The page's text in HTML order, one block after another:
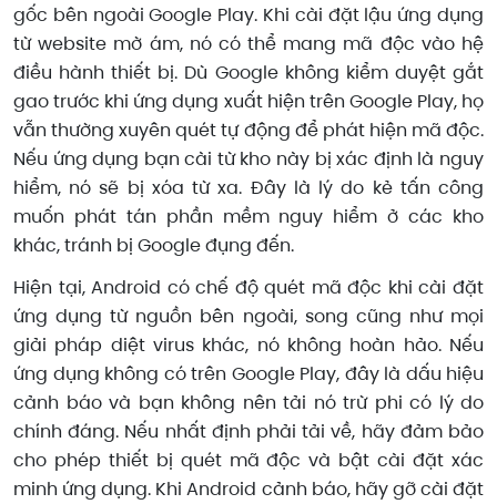
gốc bên ngoài Google Play. Khi cài đặt lậu ứng dụng
từ website mờ ám, nó có thể mang mã độc vào hệ
điều hành thiết bị. Dù Google không kiểm duyệt gắt
gao trước khi ứng dụng xuất hiện trên Google Play, họ
vẫn thường xuyên quét tự động để phát hiện mã độc.
Nếu ứng dụng bạn cài từ kho này bị xác định là nguy
hiểm, nó sẽ bị xóa từ xa. Đây là lý do kẻ tấn công
muốn phát tán phần mềm nguy hiểm ở các kho
khác, tránh bị Google đụng đến.
Hiện tại, Android có chế độ quét mã độc khi cài đặt
ứng dụng từ nguồn bên ngoài, song cũng như mọi
giải pháp diệt virus khác, nó không hoàn hảo. Nếu
ứng dụng không có trên Google Play, đây là dấu hiệu
cảnh báo và bạn không nên tải nó trừ phi có lý do
chính đáng. Nếu nhất định phải tải về, hãy đảm bảo
cho phép thiết bị quét mã độc và bật cài đặt xác
minh ứng dụng. Khi Android cảnh báo, hãy gỡ cài đặt